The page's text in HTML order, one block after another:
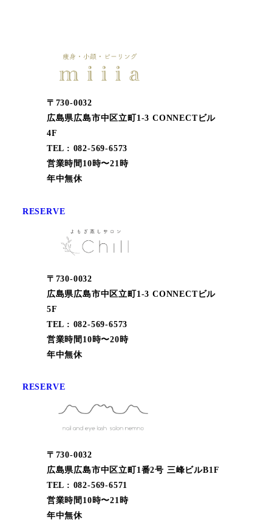
〒730-0032
広島県広島市中区立町1-3 CONNECTビル
4F
TEL : 082-569-6573
営業時間10時〜21時
年中無休
RESERVE
〒730-0032
広島県広島市中区立町1-3 CONNECTビル
5F
TEL : 082-569-6573
営業時間10時〜20時
年中無休
RESERVE
〒730-0032
広島県広島市中区立町1番2号 三峰ビルB1F
TEL : 082-569-6571
営業時間10時〜21時
年中無休